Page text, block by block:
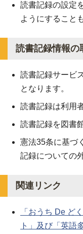
読書記録の設定
ようにすること
読書記録情報の
読書記録サービ
となります。
読書記録は利用
読書記録を図書
憲法35条に基づ
記録についての
関連リンク
「おうち De ど
ト」及び「英語